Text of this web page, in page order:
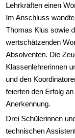
Lehrkräften einen
Im Anschluss
Thomas Klus sowie
wertschätzenden
Absolventen. Die
Klassenlehrerinnen
und den
feierten den Erfolg
Anerkennung.
Drei Schülerinnen
technischen